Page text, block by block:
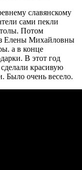
славянскому
сами пекли
Потом
Елены Михайловны
а в конце
В этот год
красивую
Было очень весело.